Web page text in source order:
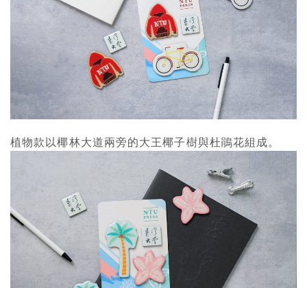
植物款以椰林大道兩旁的大王椰子樹與杜鵑花組成。